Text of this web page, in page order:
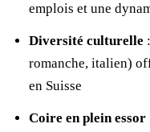
emplois et une
Diversité culturelle
romanche, italien)
en Suisse
Coire en plein essor